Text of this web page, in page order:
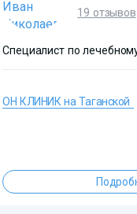
19 отзывов
Специалист по
ОН КЛИНИК на Таганской